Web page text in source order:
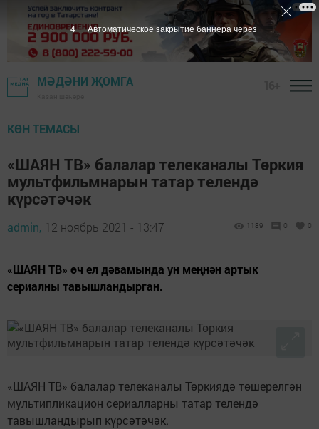
МӘДӘНИ ҖОМГА
КӨН ТЕМАСЫ
«ШАЯН ТВ» балалар телеканалы Төркия
мультфильмнарын татар телендә
күрсәтәчәк
admin, 12 ноябрь 2021 - 13:47 1189 0 0
«ШАЯН ТВ» өч ел дәвамында ун меңнән артык
сериалны тавышландырган.
«ШАЯН ТВ» балалар телеканалы Төркиядә төшерелгән
мультипликацион сериалларны татар телендә
тавышландырып күрсәтәчәк.
3 Автоматическое закрытие баннера через